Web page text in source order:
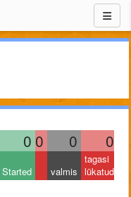
0 0 0 0
Started valmis
tagasi
lükatud